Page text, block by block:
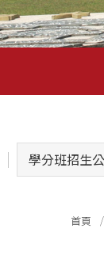
學分班招生
首頁